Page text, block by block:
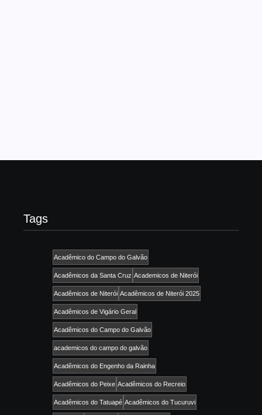
Tags
Acadêmico do Campo do Galvão
Acadêmicos da Santa Cruz Academicos de Niterói
Acadêmicos de Niterói Acadêmicos de Niterói 2025
Acadêmicos de Vigário Geral
Acadêmicos do Campo do Galvão
academicos do campo do galvão
Acadêmicos do Engenho da Rainha
Acadêmicos do Peixe Acadêmicos do Recreio
Acadêmicos do Tatuapé Acadêmicos do Tucuruvi